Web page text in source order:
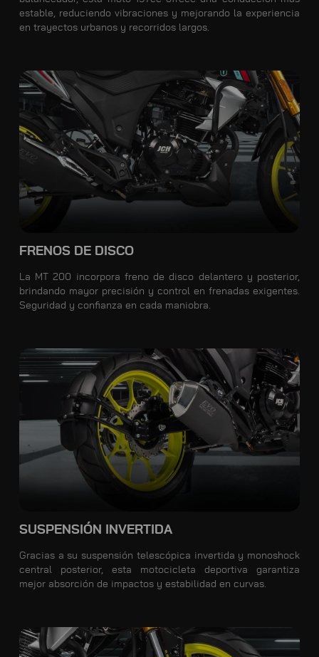
estable, reduciendo vibraciones y mejorando la experiencia
en trayectos urbanos y recorridos largos.
FRENOS DE DISCO
La MT 200 incorpora freno de disco delantero y posterior,
brindando mayor precisión y control en frenadas exigentes.
Seguridad y confianza en cada maniobra.
SUSPENSIÓN INVERTIDA
Gracias a su suspensión telescópica invertida y monoshock
central posterior, esta motocicleta deportiva garantiza
mejor absorción de impactos y estabilidad en curvas.